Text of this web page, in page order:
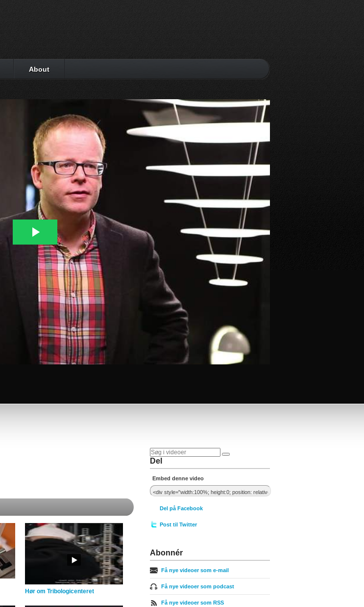
About
Del
Embed denne video
Del på Facebook
Post til Twitter
Abonnér
Få nye videoer som e-mail
Få nye videoer som podcast
Få nye videoer som RSS
Hør om Tribologicenteret